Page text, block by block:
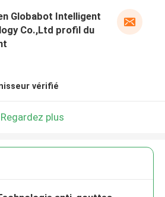
Globabot Intelligent
Co.,Ltd profil du
vérifié
Regardez plus